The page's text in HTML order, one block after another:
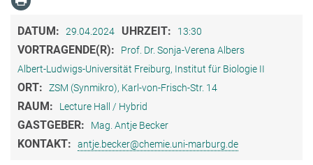
DATUM: 29.04.2024 UHRZEIT: 13:30
VORTRAGENDE(R):
Prof. Dr. Sonja-Verena Albers
Albert-Ludwigs-Universität Freiburg, Institut für Biologie II
ORT: ZSM (Synmikro), Karl-von-Frisch-Str. 14
RAUM: Lecture Hall / Hybrid
GASTGEBER: Mag. Antje Becker
KONTAKT: antje.becker@chemie.uni-marburg.de